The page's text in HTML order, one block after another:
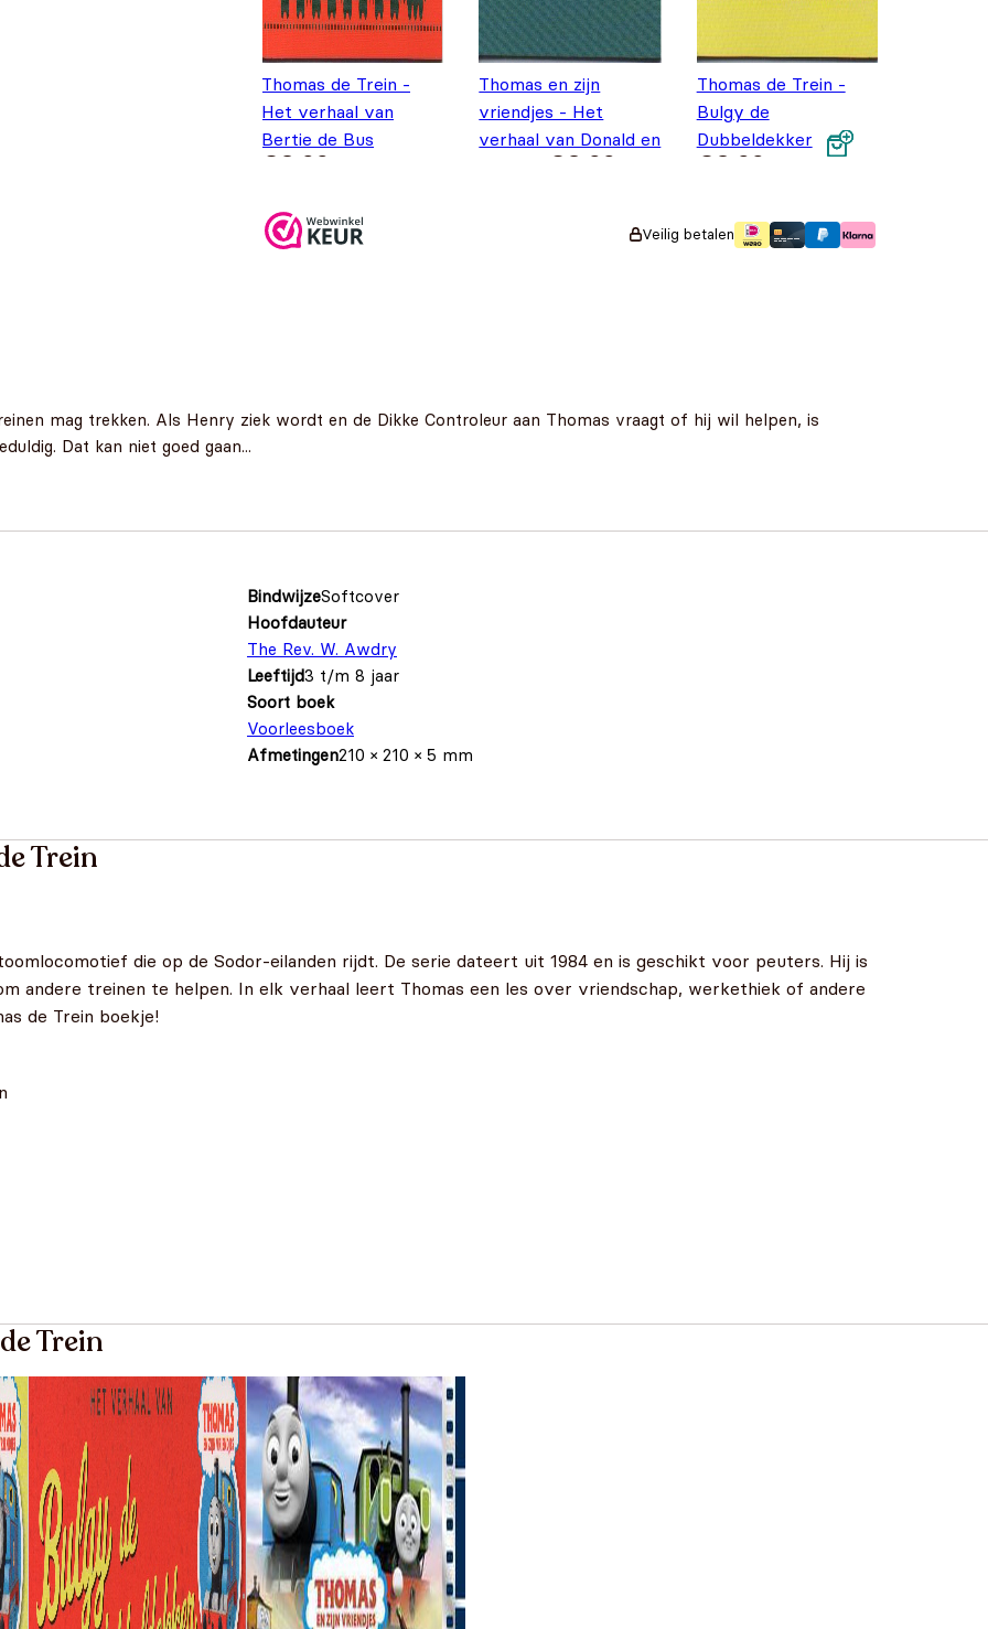
Thomas de Trein -
Het verhaal van
Bertie de Bus
€ 3,99
Thomas en zijn
vriendjes - Het
verhaal van Donald en
€ 3,99
Thomas de Trein -
Bulgy de
Dubbeldekker
€ 3,99
Veilig betalen
mag trekken. Als Henry ziek wordt en de Dikke Controleur aan Thomas vraagt of hij wil helpen, is
Dat kan niet goed gaan...
BindwijzeSoftcover
Hoofdauteur
The Rev. W. Awdry
Leeftijd3 t/m 8 jaar
Soort boek
Voorleesboek
Afmetingen210 × 210 × 5 mm
Trein
die op de Sodor-eilanden rijdt. De serie dateert uit 1984 en is geschikt voor peuters. Hij is
andere treinen te helpen. In elk verhaal leert Thomas een les over vriendschap, werkethiek of andere
de Trein boekje!
Trein